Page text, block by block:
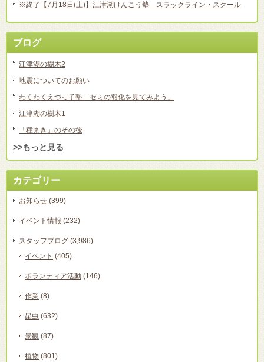
※終了【7月18日(土)】江津湖けんこう塾 スラックライン・スクール
ブログ
江津湖の樹木2
地震についてのお願い
わくわくえづっ子塾「セミの羽化を見てみよう」
江津湖の樹木1
「種まき」のその後
>>もっと見る
カテゴリー
お知らせ (399)
イベント情報 (232)
スタッフブログ (3,986)
イベント (405)
ボランティア活動 (146)
作業 (8)
昆虫 (632)
景観 (87)
植物 (801)